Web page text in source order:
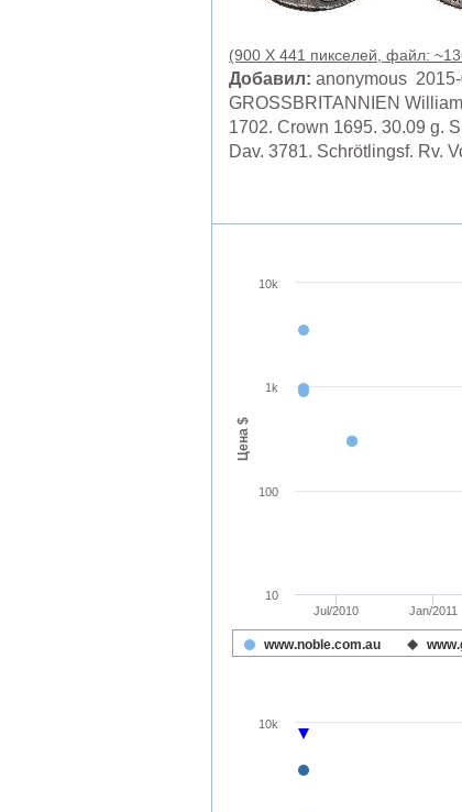
(900 X 441 пикселей, файл:
Добавил: anonymous
GROSSBRITANNIEN
1702. Crown 1695. 30.09 g.
Dav. 3781. Schrötlingsf. Rv.